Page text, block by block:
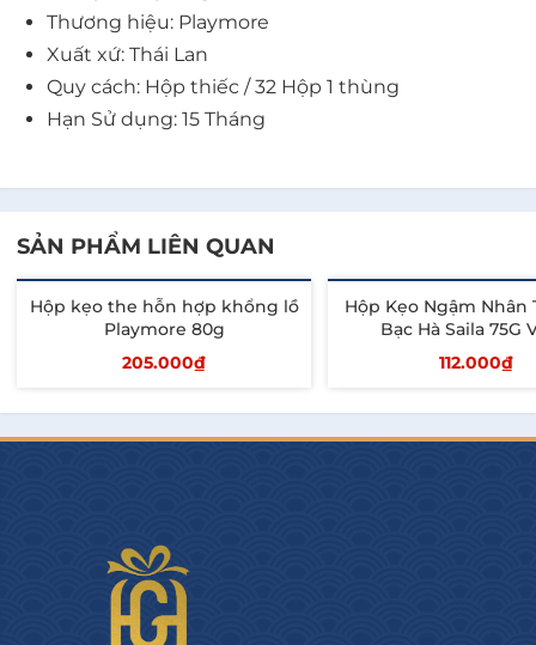
Thương hiệu: Playmore
Xuất xứ: Thái Lan
Quy cách: Hộp thiếc / 32 Hộp 1 thùng
Hạn Sử dụng: 15 Tháng
SẢN PHẨM LIÊN QUAN
Hộp kẹo the hỗn hợp khổng lồ
Playmore 80g
205.000₫
Thêm vào giỏ
Hộp Kẹo Ngậm Nhân
Bạc Hà Saila 75G
112.000₫
Thêm vào giỏ